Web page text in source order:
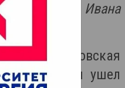
войны Ивана
Петровская
Иван Зосим ушел